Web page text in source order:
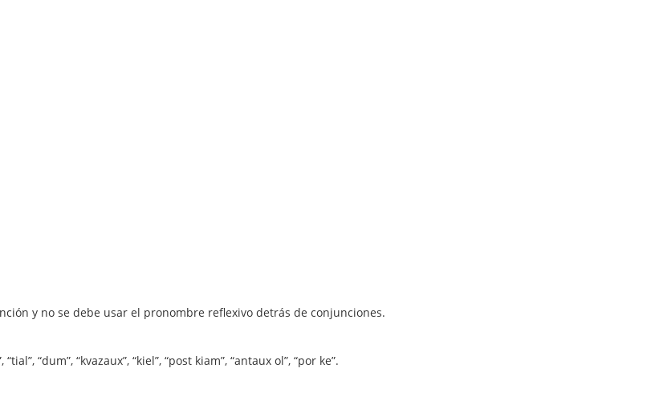
y no se debe usar el pronombre reflexivo detrás de conjunciones.
“tial”, “dum”, “kvazaux”, “kiel”, “post kiam”, “antaux ol”, “por ke”.